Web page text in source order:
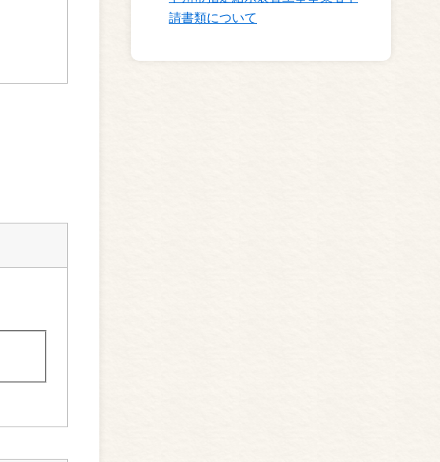
請書類について